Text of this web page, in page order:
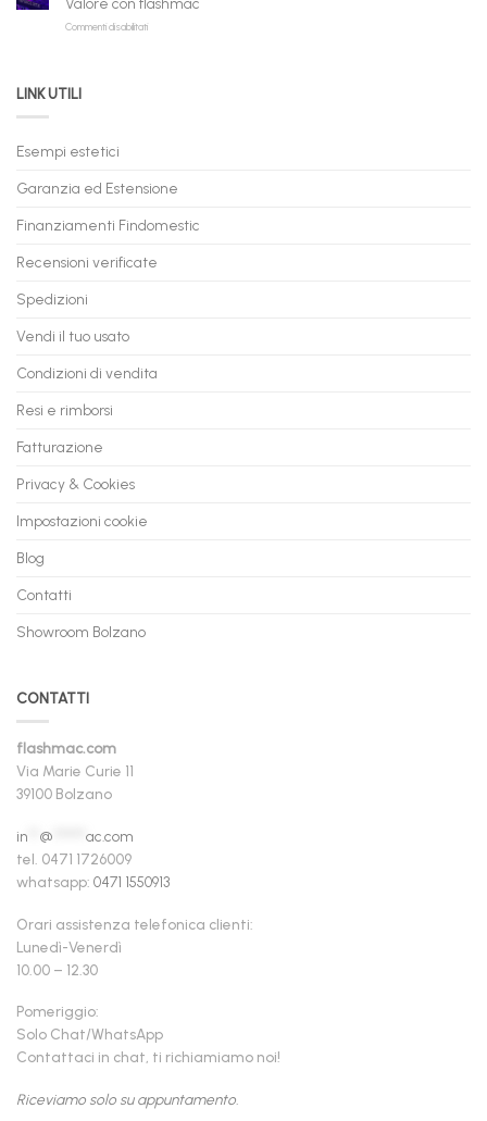
Ricondizionati,
Spedizione
Rate
Online:
anche
a
Valore con flashmac
Commenti disabilitatisu
in
con
LINK UTILI
Esempi estetici
Garanzia ed Estensione
Finanziamenti Findomestic
Recensioni verificate
Spedizioni
Vendi il tuo usato
Condizioni di vendita
Resi e rimborsi
Fatturazione
Privacy & Cookies
Impostazioni cookie
Blog
Contatti
Showroom Bolzano
CONTATTI
flashmac.com
Via Marie Curie 11
39100 Bolzano
in @
ac.com
tel. 0471 1726009
whatsapp: 0471 1550913
Orari assistenza telefonica clienti:
Lunedì-Venerdì
10.00 – 12.30
Pomeriggio:
Solo Chat/WhatsApp
Contattaci in chat, ti richiamiamo noi!
Riceviamo solo su appuntamento.